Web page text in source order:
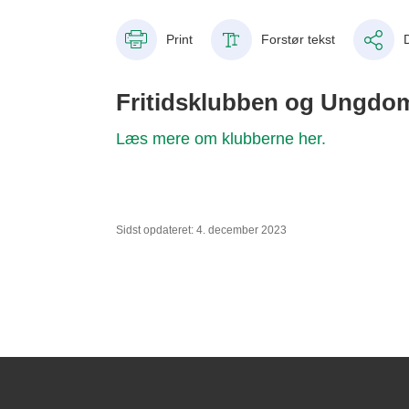
Print Forstør tekst
Fritidsklubben og
Læs mere om klubberne her.
Sidst opdateret: 4. december 2023